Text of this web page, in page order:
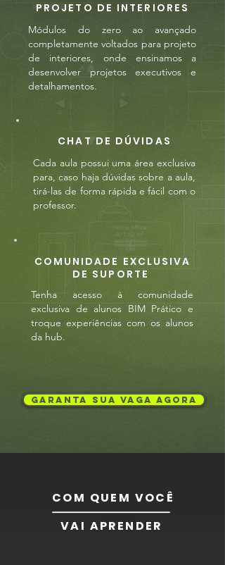
PROJETO DE INTERIORES
Módulos do zero ao avançado
completamente voltados para projeto
de interiores, onde ensinamos a
desenvolver projetos executivos e
detalhamentos.
CHAT DE DÚVIDAS
Cada aula possui uma área exclusiva
para, caso haja dúvidas sobre a aula,
tirá-las de forma rápida e fácil com o
professor.
COMUNIDADE EXCLUSIVA
DE SUPORTE
Tenha acesso à comunidade
exclusiva de alunos BIM Prático e
troque experiências com os alunos
da hub.
GARANTA SUA VAGA AGORA
COM QUEM VOCÊ
VAI APRENDER